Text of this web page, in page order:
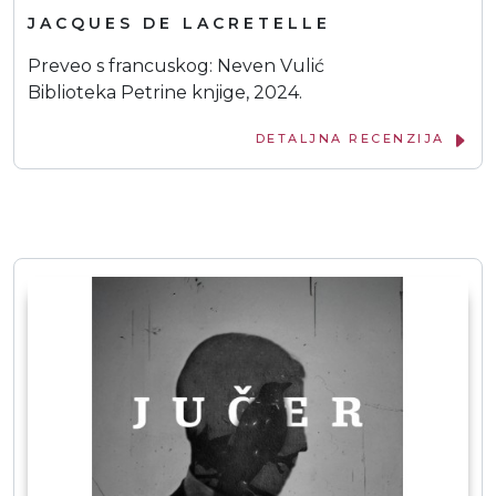
JACQUES DE LACRETELLE
Preveo s francuskog: Neven Vulić
Biblioteka Petrine knjige, 2024.
DETALJNA RECENZIJA